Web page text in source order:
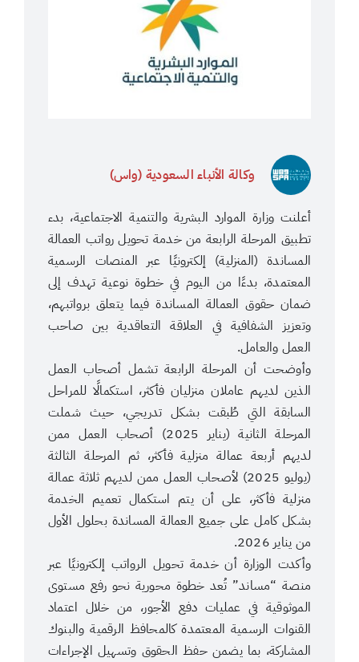
وكالة الأنباء السعودية (واس)
أعلنت وزارة الموارد البشرية والتنمية الاجتماعية، بدء
تطبيق المرحلة الرابعة من خدمة تحويل رواتب العمالة
المساندة (المنزلية) إلكترونيًا عبر المنصات الرسمية
المعتمدة، بدءًا من اليوم في خطوة نوعية تهدف إلى
ضمان حقوق العمالة المساندة فيما يتعلق برواتبهم،
وتعزيز الشفافية في العلاقة التعاقدية بين صاحب
العمل والعامل.
وأوضحت أن المرحلة الرابعة تشمل أصحاب العمل
الذين لديهم عاملان منزليان فأكثر، استكمالًا للمراحل
السابقة التي طُبقت بشكل تدريجي، حيث شملت
المرحلة الثانية (يناير 2025) أصحاب العمل ممن
لديهم أربعة عمالة منزلية فأكثر، ثم المرحلة الثالثة
(يوليو 2025) لأصحاب العمل ممن لديهم ثلاثة عمالة
منزلية فأكثر، على أن يتم استكمال تعميم الخدمة
بشكل كامل على جميع العمالة المساندة بحلول الأول
من يناير 2026.
وأكدت الوزارة أن خدمة تحويل الرواتب إلكترونيًا عبر
منصة “مساند” تُعد خطوة محورية نحو رفع مستوى
الموثوقية في عمليات دفع الأجور، من خلال اعتماد
القنوات الرسمية المعتمدة كالمحافظ الرقمية والبنوك
المشاركة، بما يضمن حفظ الحقوق وتسهيل الإجراءات